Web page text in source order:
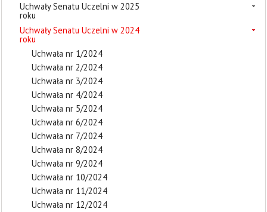
Uchwały Senatu Uczelni w 2025
roku
Uchwały Senatu Uczelni w 2024
roku
Uchwała nr 1/2024
Uchwała nr 2/2024
Uchwała nr 3/2024
Uchwała nr 4/2024
Uchwała nr 5/2024
Uchwała nr 6/2024
Uchwała nr 7/2024
Uchwała nr 8/2024
Uchwała nr 9/2024
Uchwała nr 10/2024
Uchwała nr 11/2024
Uchwała nr 12/2024